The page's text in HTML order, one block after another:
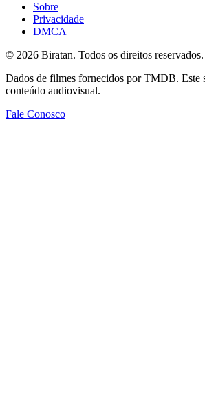
Sobre
Privacidade
DMCA
© 2026 Biratan. Todos os direitos reservados.
Dados de filmes fornecidos por TMDB. Este
conteúdo audiovisual.
Fale Conosco